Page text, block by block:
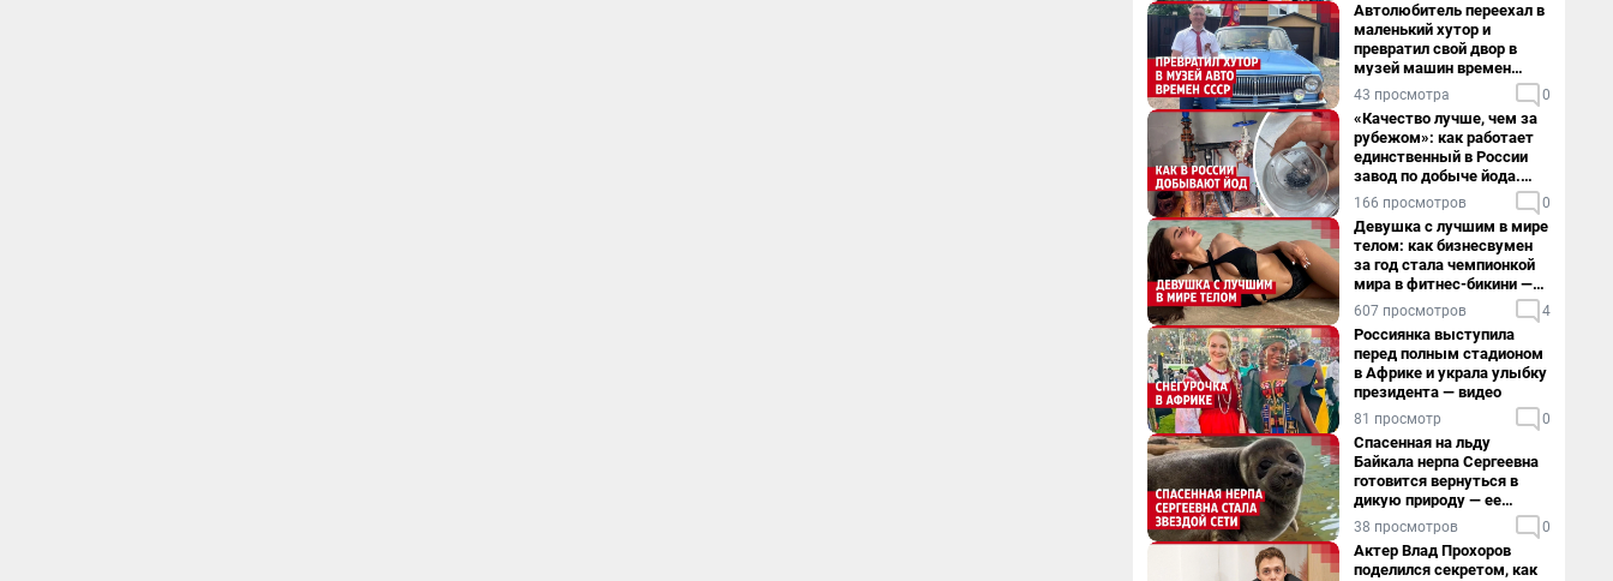
Автолюбитель переехал в
маленький хутор и
превратил свой двор в
музей машин времен
СССР. Видео
43 просмотра 0
«Качество лучше, чем за
рубежом»: как работает
единственный в России
завод по добыче йода.
Видео
166 просмотров 0
Девушка с лучшим в мире
телом: как бизнесвумен
за год стала чемпионкой
мира в фитнес-бикини —
видео
607 просмотров 4
Россиянка выступила
перед полным стадионом
в Африке и украла улыбку
президента — видео
81 просмотр 0
Спасенная на льду
Байкала нерпа Сергеевна
готовится вернуться в
дикую природу — ее
видеоистория
38 просмотров 0
Актер Влад Прохоров
поделился секретом, как